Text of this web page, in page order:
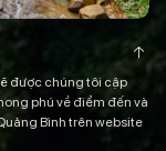
được chúng tôi cập
phú về điểm đến và
Bình trên website